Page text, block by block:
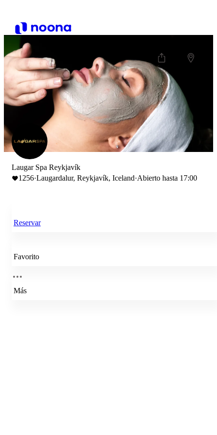
Laugar Spa Reykjavík
1256·Laugardalur, Reykjavík, Iceland·Abierto hasta 17:00
Reservar
Favorito
Más